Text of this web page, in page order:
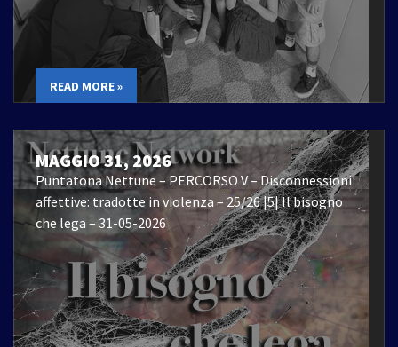
READ MORE »
MAGGIO 31, 2026
Puntatona Nettune – PERCORSO V – Disconnessioni
affettive: tradotte in violenza – 25/26 |5| Il bisogno
che lega – 31-05-2026